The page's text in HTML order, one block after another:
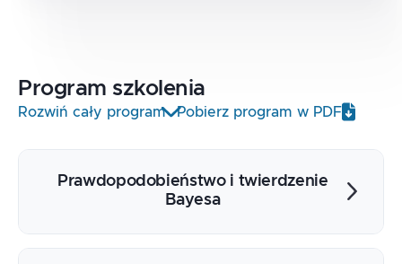
Program szkolenia
Rozwiń cały program Pobierz program w PDF
Prawdopodobieństwo i twierdzenie
Bayesa